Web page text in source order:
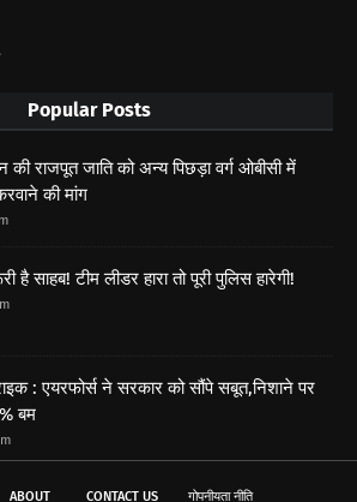
Popular Posts
की राजपूत जाति को अन्य पिछड़ा वर्ग ओबीसी में
की मांग
है साहब! टीम लीडर हारा तो पूरी पुलिस हारेगी!
: एयरफोर्स ने सरकार को सौंपे सबूत,निशाने पर
बम
ABOUT CONTACT US गोपनीयता नीति